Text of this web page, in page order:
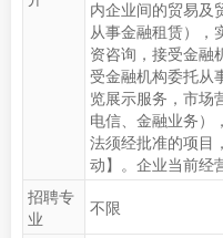
内企业间的贸易及
从事金融租赁），
资咨询，接受金融
受金融机构委托从
览展示服务，市场
电信、金融业务）
法须经批准的项目
动】。企业当前经
招聘专
业
不限